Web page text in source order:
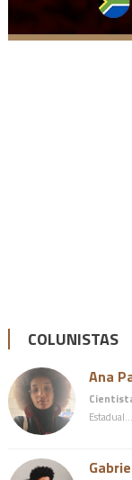
COLUNISTAS
Ana
Estadual…